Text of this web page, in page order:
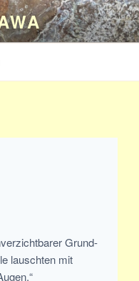
Grund-
lauschten mit